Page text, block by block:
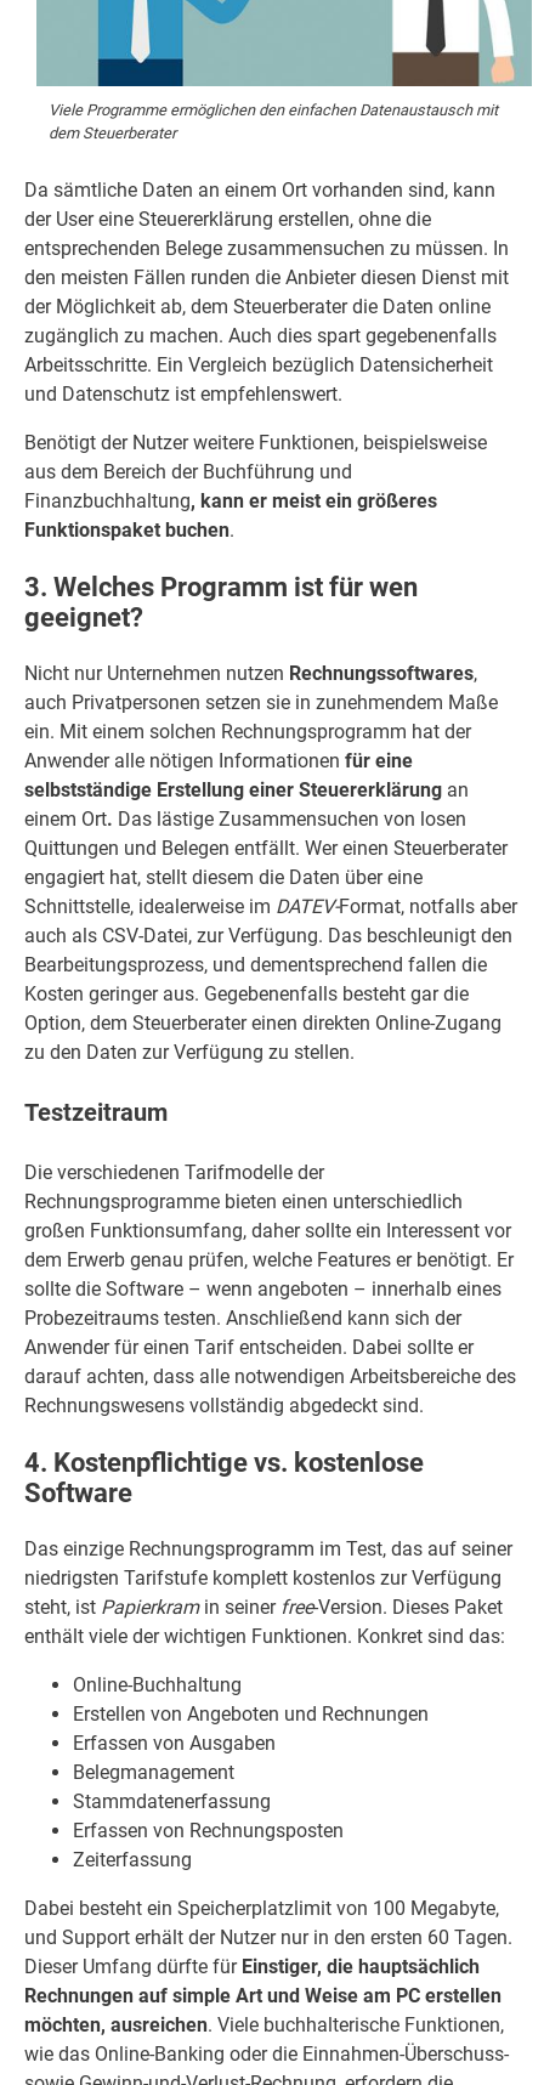
Viele Programme ermöglichen den einfachen Datenaustausch mit
dem Steuerberater
Da sämtliche Daten an einem Ort vorhanden sind, kann
der User eine Steuererklärung erstellen, ohne die
entsprechenden Belege zusammensuchen zu müssen. In
den meisten Fällen runden die Anbieter diesen Dienst mit
der Möglichkeit ab, dem Steuerberater die Daten online
zugänglich zu machen. Auch dies spart gegebenenfalls
Arbeitsschritte. Ein Vergleich bezüglich Datensicherheit
und Datenschutz ist empfehlenswert.
Benötigt der Nutzer weitere Funktionen, beispielsweise
aus dem Bereich der Buchführung und
Finanzbuchhaltung, kann er meist ein größeres
Funktionspaket buchen.
3. Welches Programm ist für wen
geeignet?
Nicht nur Unternehmen nutzen Rechnungssoftwares,
auch Privatpersonen setzen sie in zunehmendem Maße
ein. Mit einem solchen Rechnungsprogramm hat der
Anwender alle nötigen Informationen für eine
selbstständige Erstellung einer Steuererklärung an
einem Ort. Das lästige Zusammensuchen von losen
Quittungen und Belegen entfällt. Wer einen Steuerberater
engagiert hat, stellt diesem die Daten über eine
Schnittstelle, idealerweise im DATEV-Format, notfalls aber
auch als CSV-Datei, zur Verfügung. Das beschleunigt den
Bearbeitungsprozess, und dementsprechend fallen die
Kosten geringer aus. Gegebenenfalls besteht gar die
Option, dem Steuerberater einen direkten Online-Zugang
zu den Daten zur Verfügung zu stellen.
Testzeitraum
Die verschiedenen Tarifmodelle der
Rechnungsprogramme bieten einen unterschiedlich
großen Funktionsumfang, daher sollte ein Interessent vor
dem Erwerb genau prüfen, welche Features er benötigt. Er
sollte die Software – wenn angeboten – innerhalb eines
Probezeitraums testen. Anschließend kann sich der
Anwender für einen Tarif entscheiden. Dabei sollte er
darauf achten, dass alle notwendigen Arbeitsbereiche des
Rechnungswesens vollständig abgedeckt sind.
4. Kostenpflichtige vs. kostenlose
Software
Das einzige Rechnungsprogramm im Test, das auf seiner
niedrigsten Tarifstufe komplett kostenlos zur Verfügung
steht, ist Papierkramin seiner free-Version. Dieses Paket
enthält viele der wichtigen Funktionen. Konkret sind das:
Online-Buchhaltung
Erstellen von Angeboten und Rechnungen
Erfassen von Ausgaben
Belegmanagement
Stammdatenerfassung
Erfassen von Rechnungsposten
Zeiterfassung
Dabei besteht ein Speicherplatzlimit von 100 Megabyte,
und Support erhält der Nutzer nur in den ersten 60 Tagen.
Dieser Umfang dürfte für Einstiger, die hauptsächlich
Rechnungen auf simple Art und Weise am PC erstellen
möchten, ausreichen. Viele buchhalterische Funktionen,
wie das Online-Banking oder die Einnahmen-Überschuss-